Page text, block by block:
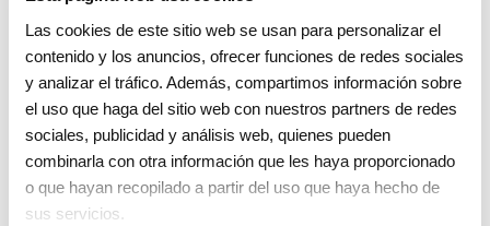
Las cookies de este sitio web se usan para personalizar el
contenido y los anuncios, ofrecer funciones de redes sociales
y analizar el tráfico. Además, compartimos información sobre
el uso que haga del sitio web con nuestros partners de redes
sociales, publicidad y análisis web, quienes pueden
combinarla con otra información que les haya proporcionado
o que hayan recopilado a partir del uso que haya hecho de
sus servicios.